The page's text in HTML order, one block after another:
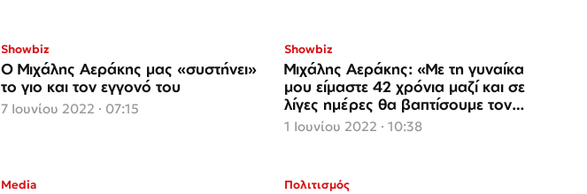
Showbiz
Ο Μιχάλης Αεράκης μας «συστήνει»
το γιο και τον εγγονό του
7 Ιουνίου 2022 · 07:15
Showbiz
Μιχάλης Αεράκης: «Με τη γυναίκα
μου είμαστε 42 χρόνια μαζί και σε
λίγες ημέρες θα βαπτίσουμε τον
εγγονό μας»
1 Ιουνίου 2022 · 10:38
Media Πολιτισμός